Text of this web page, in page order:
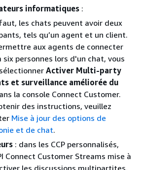
informatiques :
les chats peuvent avoir deux
tels qu’un agent et un client.
aux agents de connecter
six personnes lors d'un chat, vous
Activer Multi-party
et surveillance améliorée du
la console Connect Customer.
des instructions, veuillez
Mise à jour des options de
et de chat.
: dans les CCP personnalisés,
Connect Customer Streams mise à
les discussions multipartites,